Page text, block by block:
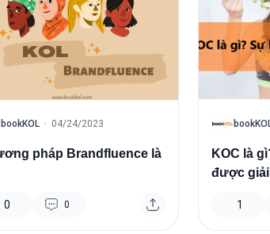
bookKOL · 04/24/2023
pháp Brandfluence là
0 0
B
KOC là
được
1